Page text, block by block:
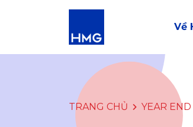
Về
TRANG CHỦ YEAR